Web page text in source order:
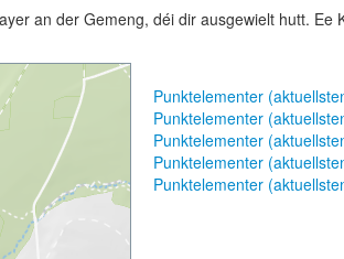
an der Gemeng, déi dir ausgewielt hutt.
Punktelementer
Punktelementer
Punktelementer
Punktelementer
Punktelementer